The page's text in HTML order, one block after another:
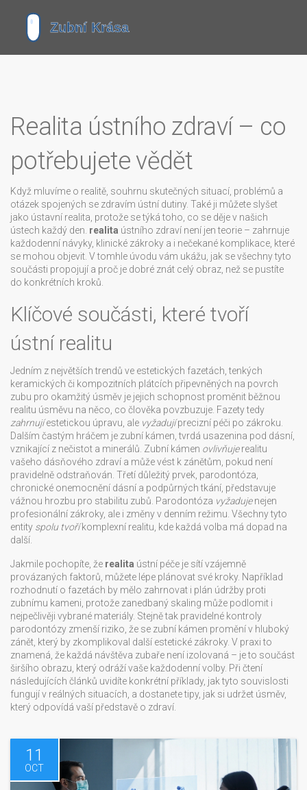
Realita ústního zdraví – co
potřebujete vědět
Když mluvíme o realitě souhrnu skutečných situací, problémů a
otázek spojených se zdravím ústní dutiny. Také ji můžete slyšet
jako ústavní realita , protože se týká toho, co se děje v našich
ústech každý den. realita ústního zdraví není jen teorie – zahrnuje
každodenní návyky, klinické zákroky a i nečekané komplikace, které
se mohou objevit. V tomhle úvodu vám ukážu, jak se všechny tyto
součásti propojují a proč je dobré znát celý obraz, než se pustíte
do konkrétních kroků.
Klíčové součásti, které tvoří
ústní realitu
Jedním z největších trendů ve estetických fazetách ,tenkých
keramických či kompozitních plátcích připevněných na povrch
zubu pro okamžitý úsměv je jejich schopnost proměnit běžnou
realitu úsměvu na něco, co člověka povzbuzuje. Fazety tedy
zahrnujíestetickou úpravu, ale vyžadujíprecizní péči po zákroku.
Dalším častým hráčem je zubní kámen ,tvrdá usazenina pod dásní,
vznikající z nečistot a minerálů . Zubní kámen ovlivňujerealitu
vašeho dásňového zdraví a může vést k zánětům, pokud není
pravidelně odstraňován. Třetí důležitý prvek, parodontóza
chronické onemocnění dásní a podpůrných tkání , představuje
vážnou hrozbu pro stabilitu zubů. Parodontóza vyžadujenejen
profesionální zákroky, ale i změny v denním režimu. Všechny tyto
entity spolu tvoříkomplexní realitu, kde každá volba má dopad na
další.
Jakmile pochopíte, že realita ústní péče je sítí vzájemně
provázaných faktorů, můžete lépe plánovat své kroky. Například
rozhodnutí o fazetách by mělo zahrnovat i plán údržby proti
zubnímu kameni, protože zanedbaný skaling může podlomit i
nejpečlivěji vybrané materiály. Stejně tak pravidelné kontroly
parodontózy zmenší riziko, že se zubní kámen promění v hluboký
zánět, který by zkomplikoval další estetické zákroky. V praxi to
znamená, že každá návštěva zubaře není izolovaná – je to součást
širšího obrazu, který odráží vaše každodenní volby. Při čtení
následujících článků uvidíte konkrétní příklady, jak tyto souvislosti
fungují v reálných situacích, a dostanete tipy, jak si udržet úsměv,
který odpovídá vaší představě o zdraví.
11
OCT